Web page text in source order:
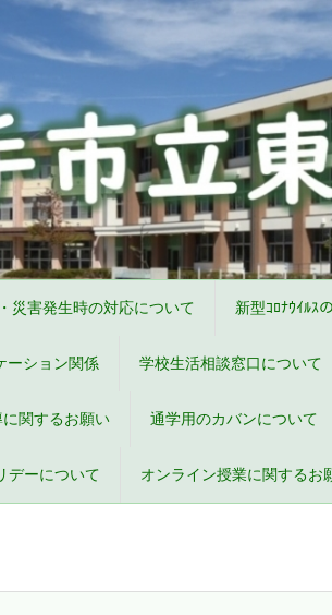
災害発生時の対応について 新型ｺﾛﾅｳｲﾙｽ
ーション関係 学校生活相談窓口について
関するお願い 通学用のカバンについて
デーについて オンライン授業に関するお